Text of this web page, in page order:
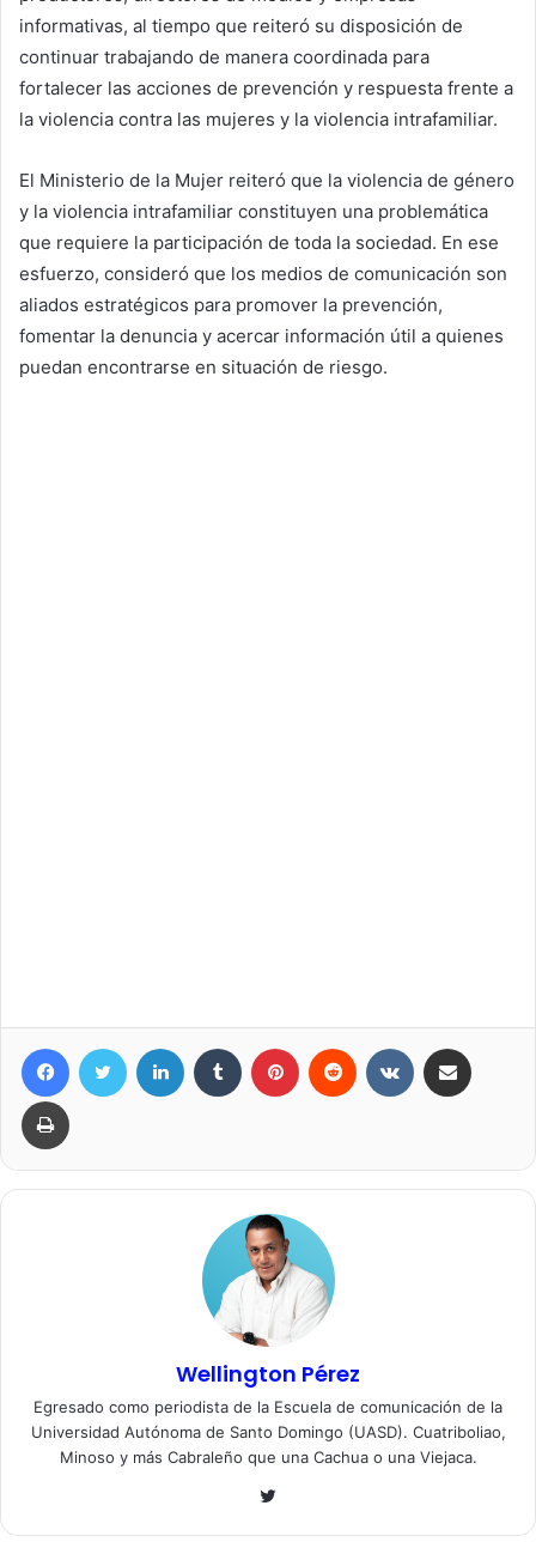
informativas, al tiempo que reiteró su disposición de
continuar trabajando de manera coordinada para
fortalecer las acciones de prevención y respuesta frente a
la violencia contra las mujeres y la violencia intrafamiliar.
El Ministerio de la Mujer reiteró que la violencia de género
y la violencia intrafamiliar constituyen una problemática
que requiere la participación de toda la sociedad. En ese
esfuerzo, consideró que los medios de comunicación son
aliados estratégicos para promover la prevención,
fomentar la denuncia y acercar información útil a quienes
puedan encontrarse en situación de riesgo.
FacebookTwitter LinkedIn Tumblr Pinterest Reddit VKontakte
Imprimir
Wellington Pérez
Egresado como periodista de la Escuela de comunicación de la
Universidad Autónoma de Santo Domingo (UASD). Cuatriboliao,
Minoso y más Cabraleño que una Cachua o una Viejaca.
Twitter